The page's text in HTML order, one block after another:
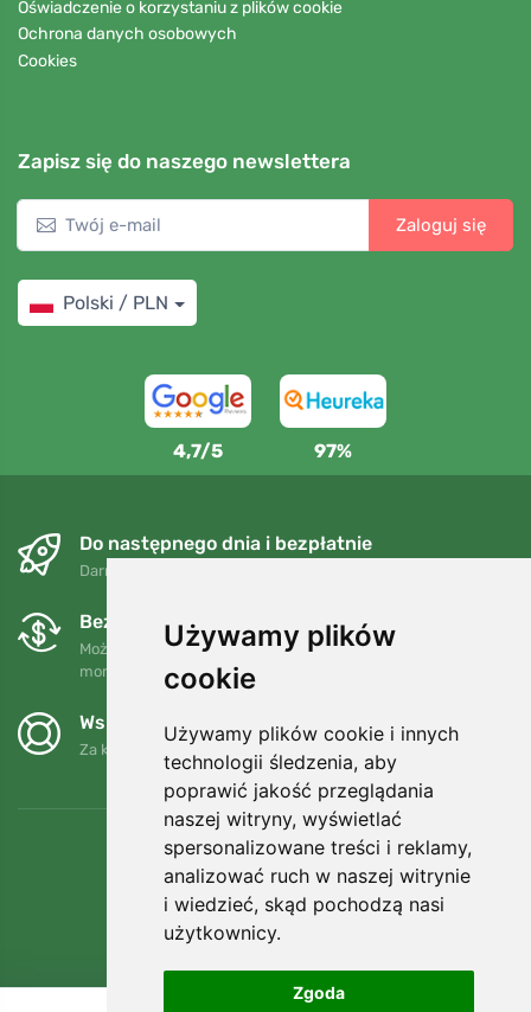
Używamy plików
cookie
Używamy plików cookie i innych
technologii śledzenia, aby
poprawić jakość przeglądania
naszej witryny, wyświetlać
spersonalizowane treści i reklamy,
analizować ruch w naszej witrynie
i wiedzieć, skąd pochodzą nasi
użytkownicy.
Zgoda
Oświadczenie o korzystaniu z plików cookie
Ochrona danych osobowych
Cookies
Zapisz się do naszego newslettera
Zaloguj się
Polski / PLN
4,7/5 97%
Do następnego dnia i bezpłatnie
Darmowa wysyłka dla zamówień powyżej 250 PLN
Bezpłatne wymiany i zwroty
Możesz zwrócić lub wymienić swoje zamówienie w dowolnym
momencie w ciągu 90 dni.
Wspieramy Trees.org
Za każde zamówienie sadzimy drzewo! Czytaj więcej